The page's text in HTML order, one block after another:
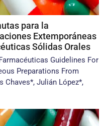
para la
Extemporáneas
Sólidas Orales
Guidelines For
Preparations From
Chaves*, Julián López*,